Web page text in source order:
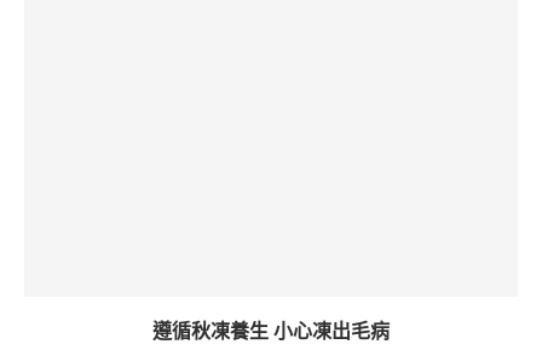
遵循秋凍養生 小心凍出毛病